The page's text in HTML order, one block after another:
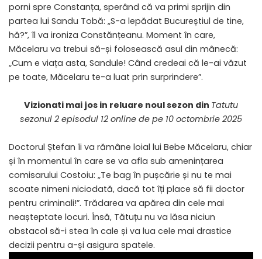
porni spre Constanța, sperând că va primi sprijin din
partea lui Sandu Tobă: „S-a lepădat Bucureștiul de tine,
hă?”, îl va ironiza Constănțeanu. Moment în care,
Măcelaru va trebui să-și folosească asul din mânecă:
„Cum e viața asta, Sandule! Când credeai că le-ai văzut
pe toate, Măcelaru te-a luat prin surprindere”.
Vizionati mai jos in reluare noul sezon din Tatutu
sezonul 2 episodul 12 online de pe 10 octombrie 2025
Doctorul Ștefan îi va rămâne loial lui Bebe Măcelaru, chiar
și în momentul în care se va afla sub amenințarea
comisarului Costoiu: „Te bag în pușcărie și nu te mai
scoate nimeni niciodată, dacă tot îți place să fii doctor
pentru criminali!”. Trădarea va apărea din cele mai
neașteptate locuri. Însă, Tătuțu nu va lăsa niciun
obstacol să-i stea în cale și va lua cele mai drastice
decizii pentru a-și asigura spatele.